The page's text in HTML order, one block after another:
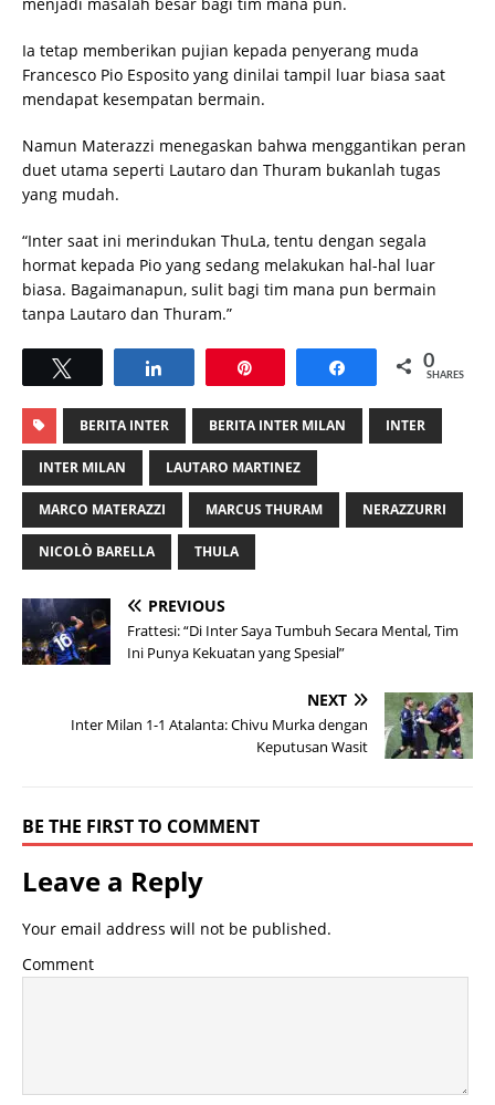
Ia tetap memberikan pujian kepada penyerang muda
Francesco Pio Esposito yang dinilai tampil luar biasa saat
mendapat kesempatan bermain.
Namun Materazzi menegaskan bahwa menggantikan peran
duet utama seperti Lautaro dan Thuram bukanlah tugas
yang mudah.
“Inter saat ini merindukan ThuLa, tentu dengan segala
hormat kepada Pio yang sedang melakukan hal-hal luar
biasa. Bagaimanapun, sulit bagi tim mana pun bermain
tanpa Lautaro dan Thuram.”
Share 0
SHARES
BERITA INTER BERITA INTER MILAN INTER
INTER MILAN LAUTARO MARTINEZ
MARCO MATERAZZI MARCUS THURAM NERAZZURRI
NICOLÒ BARELLA THULA
PREVIOUS
Frattesi: “Di Inter Saya Tumbuh Secara Mental, Tim
Ini Punya Kekuatan yang Spesial”
NEXT
Inter Milan 1-1 Atalanta: Chivu Murka dengan
Keputusan Wasit
BE THE FIRST TO COMMENT
Leave a Reply
Your email address will not be published.
Comment